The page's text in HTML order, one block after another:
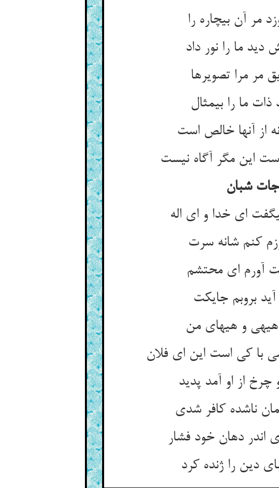
مر آن بی‏چاره را
دید ما را نور داد
مر مرا تصویرها
ما را بی‏مثال‏
آنها خالص است‏
این مگر آگاه نیست‏
شبان‏
ای خدا و ای اله‏
کنم شانه سرت‏
آورم ای محتشم‏
بروبم جایکت‏
و هیهای من‏
با کی است این ای فلان‏
از او آمد پدید
ناشده کافر شدی‏
دهان خود فشار
دین را ژنده کرد